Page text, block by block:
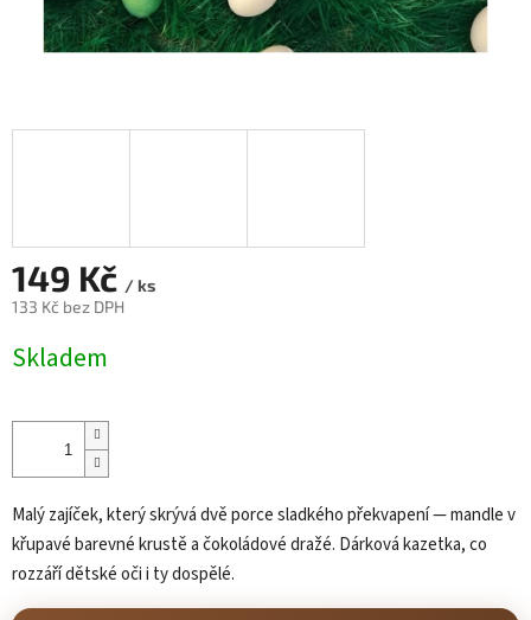
149 Kč / ks
133 Kč bez DPH
cena:
Skladem
Malý zajíček, který skrývá dvě porce sladkého překvapení — mandle v
křupavé barevné krustě a čokoládové dražé. Dárková kazetka, co
rozzáří dětské oči i ty dospělé.